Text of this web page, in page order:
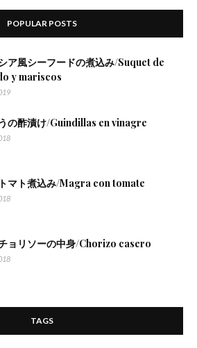
POPULAR POSTS
ア風シーフードの煮込み/Suquet de
y mariscos
の酢漬け/Guindillas en vinagre
マト煮込み/Magra con tomate
ョリソーの中身/Chorizo casero
TAGS